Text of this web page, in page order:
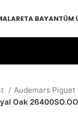
ETA BAYANTÜM
Audemars Piguet
Oak